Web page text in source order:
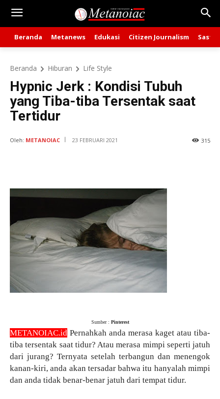
Beranda Metanews Edukasi Citizen Journalism Sastra
Beranda Hiburan Life Style
Hypnic Jerk : Kondisi Tubuh
yang Tiba-tiba Tersentak saat
Tertidur
315
Oleh: METANOIAC 23 FEBRUARI 2021
Sumber : Pinterest
METANOIAC.id Pernahkah anda merasa kaget atau tiba-
tiba tersentak saat tidur? Atau merasa mimpi seperti jatuh
dari jurang? Ternyata setelah terbangun dan menengok
kanan-kiri, anda akan tersadar bahwa itu hanyalah mimpi
dan anda tidak benar-benar jatuh dari tempat tidur.